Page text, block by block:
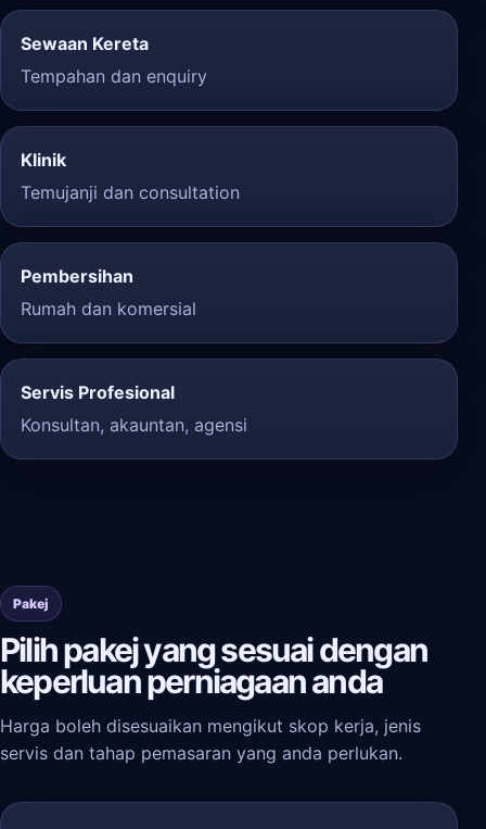
Sewaan Kereta
Tempahan dan enquiry
Klinik
Temujanji dan consultation
Pembersihan
Rumah dan komersial
Servis Profesional
Konsultan, akauntan, agensi
Pakej
Pilih pakej yang sesuai dengan
keperluan perniagaan anda
Harga boleh disesuaikan mengikut skop kerja, jenis
servis dan tahap pemasaran yang anda perlukan.